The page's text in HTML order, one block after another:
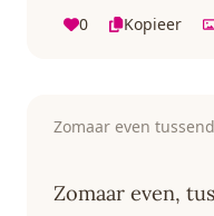
0 Kopieer
Zomaar even
Zomaar even,